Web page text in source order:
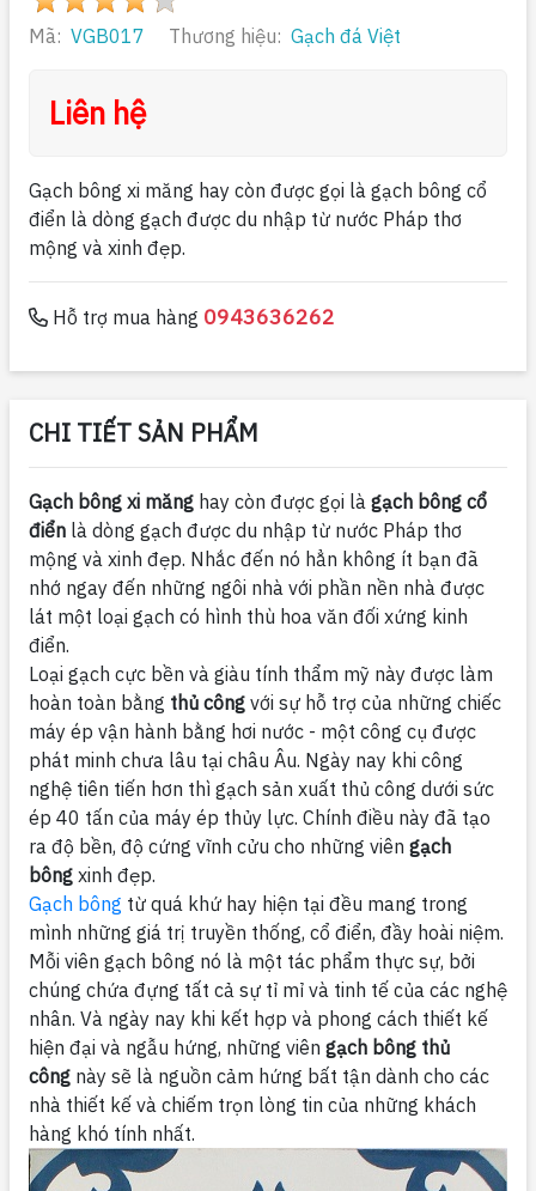
Mã: VGB017 Thương hiệu: Gạch đá Việt
Liên hệ
Gạch bông xi măng hay còn được gọi là gạch bông cổ
điển là dòng gạch được du nhập từ nước Pháp thơ
mộng và xinh đẹp.
Hỗ trợ mua hàng 0943636262
CHI TIẾT SẢN PHẨM
Gạch bông xi măng hay còn được gọi là gạch bông cổ
điển là dòng gạch được du nhập từ nước Pháp thơ
mộng và xinh đẹp. Nhắc đến nó hẳn không ít bạn đã
nhớ ngay đến những ngôi nhà với phần nền nhà được
lát một loại gạch có hình thù hoa văn đối xứng kinh
điển.
Loại gạch cực bền và giàu tính thẩm mỹ này được làm
hoàn toàn bằng thủ công với sự hỗ trợ của những chiếc
máy ép vận hành bằng hơi nước - một công cụ được
phát minh chưa lâu tại châu Âu. Ngày nay khi công
nghệ tiên tiến hơn thì gạch sản xuất thủ công dưới sức
ép 40 tấn của máy ép thủy lực. Chính điều này đã tạo
ra độ bền, độ cứng vĩnh cửu cho những viên gạch
bông xinh đẹp.
Gạch bông từ quá khứ hay hiện tại đều mang trong
mình những giá trị truyền thống, cổ điển, đầy hoài niệm.
Mỗi viên gạch bông nó là một tác phẩm thực sự, bởi
chúng chứa đựng tất cả sự tỉ mỉ và tinh tế của các nghệ
nhân. Và ngày nay khi kết hợp và phong cách thiết kế
hiện đại và ngẫu hứng, những viên gạch bông thủ
công này sẽ là nguồn cảm hứng bất tận dành cho các
nhà thiết kế và chiếm trọn lòng tin của những khách
hàng khó tính nhất.